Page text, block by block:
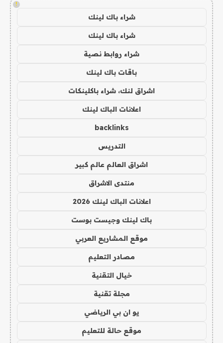
!
شراء باك لينك
شراء باك لينك
شراء روابط نصية
باقات باك لينك
اشراق لنك، شراء باكلينكات
اعلانات الباك لينك
backlinks
التدريس
اشراق العالم عالم كبير
منتدى الاشراق
اعلانات الباك لينك 2026
باك لينك وجيست بوست
موقع المشاريع العربي
مصادر التعليم
خيال التقنية
مجلة تقنية
يو ان بي الرياضي
موقع حالة للتعليم